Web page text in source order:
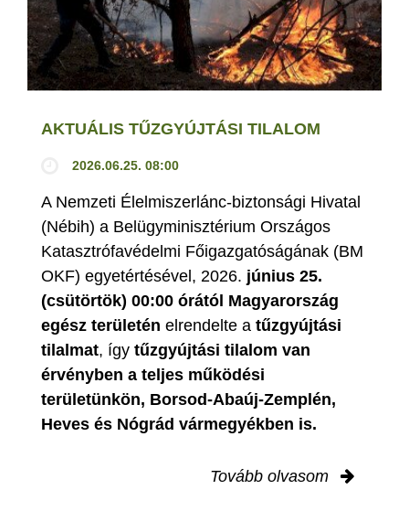
AKTUÁLIS TŰZGYÚJTÁSI TILALOM
2026.06.25. 08:00
A Nemzeti Élelmiszerlánc-biztonsági Hivatal
(Nébih) a Belügyminisztérium Országos
Katasztrófavédelmi Főigazgatóságának (BM
OKF) egyetértésével, 2026. június 25.
(csütörtök) 00:00 órától Magyarország
egész területén elrendelte a tűzgyújtási
tilalmat, így tűzgyújtási tilalom van
érvényben a teljes működési
területünkön, Borsod-Abaúj-Zemplén,
Heves és Nógrád vármegyékben is.
Tovább olvasom